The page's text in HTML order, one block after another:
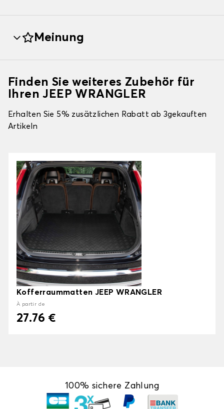
Meinung
Finden Sie weiteres Zubehör für
Ihren JEEP WRANGLER
Erhalten Sie 5% zusätzlichen Rabatt ab 3gekauften
Artikeln
Kofferraummatten JEEP WRANGLER
À partir de
27.76 €
100% sichere Zahlung